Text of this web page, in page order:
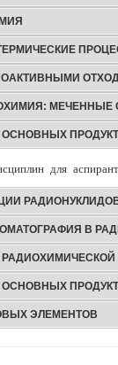
для
В
ЭЛЕМЕНТОВ